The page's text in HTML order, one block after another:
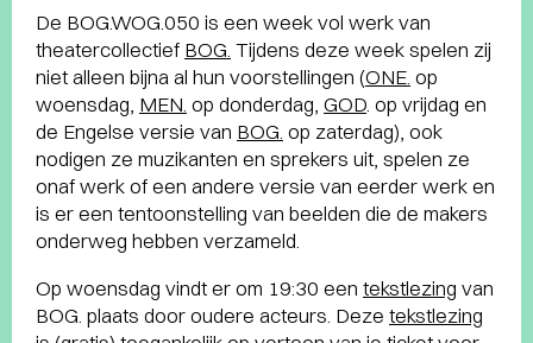
De BOG.WOG.050 is een week vol werk van
theatercollectief BOG. Tijdens deze week spelen zij
niet alleen bijna al hun voorstellingen (ONE. op
woensdag, MEN. op donderdag, GOD . op vrijdag en
de Engelse versie van BOG. op zaterdag), ook
nodigen ze muzikanten en sprekers uit, spelen ze
onaf werk of een andere versie van eerder werk en
is er een tentoonstelling van beelden die de makers
onderweg hebben verzameld.
Op woensdag vindt er om 19:30 een tekstlezing van
BOG. plaats door oudere acteurs. Deze tekstlezing